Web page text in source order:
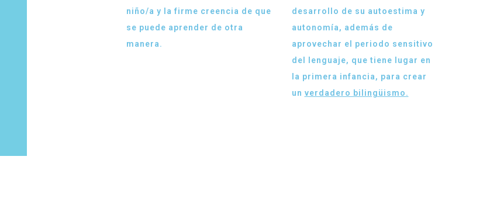
niño/a y la firme creencia de que
se puede aprender de otra
manera.
desarrollo de su autoestima y
autonomía, además de
aprovechar el periodo sensitivo
del lenguaje, que tiene lugar en
la primera infancia, para crear
un verdadero bilingüismo.